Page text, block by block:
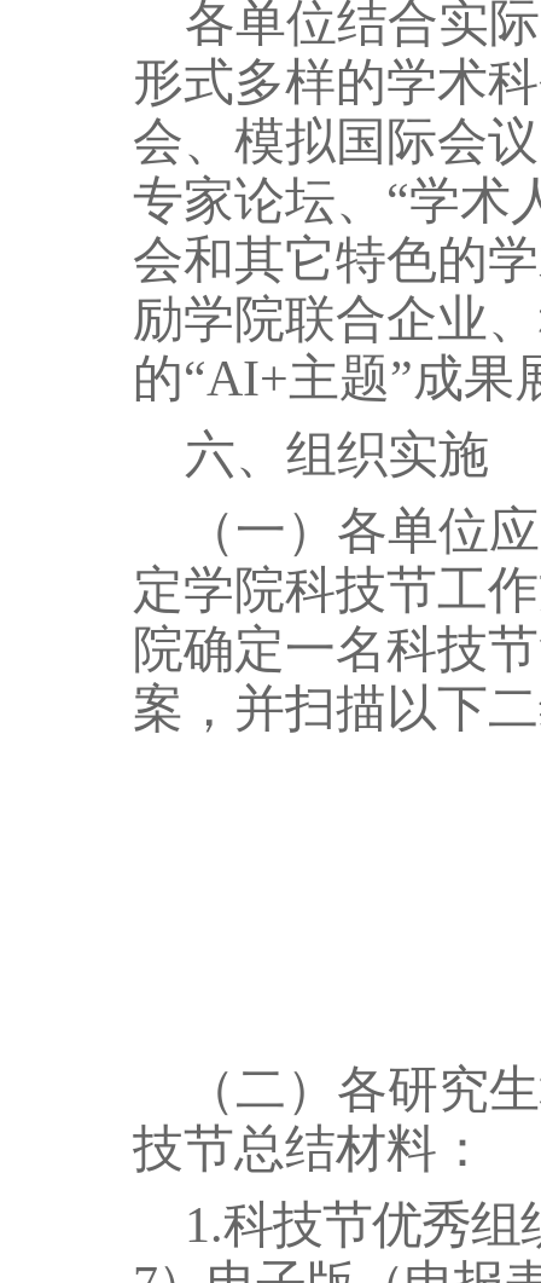
各单位结合实
形式多样的学术
会、模拟国际会
专家论坛、 “学术
会和其它特色的
励学院联合企业
的“AI+主题”成果
六、组织实施
（一）各单位
定学院科技节工
院确定一名科技
案 ， 并扫描以下
（二）各研究
技节总结材料：
1.科技节优秀组